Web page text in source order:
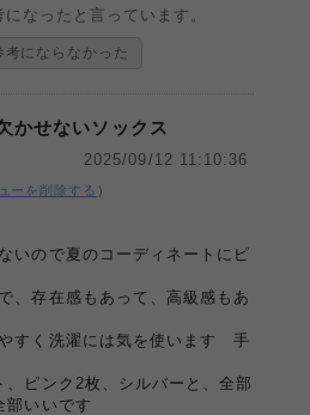
になったと言っています。
考にならなかった
かせないソックス
2025/09/12 11:10:36
ーを削除する ）
いので夏のコーディネートにピ
、存在感もあって、高級感もあ
すく洗濯には気を使います 手
、ピンク2枚、シルバーと、全部
いいです